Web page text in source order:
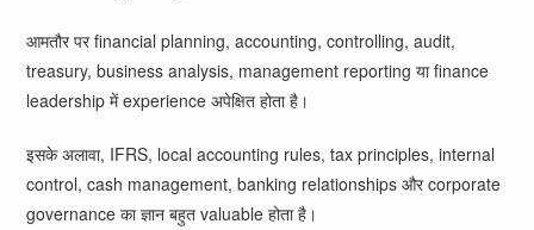
आमतौर पर financial planning, accounting, controlling, audit,
treasury, business analysis, management reporting या finance
leadership में experience अपेक्षित होता है।
इसके अलावा, IFRS, local accounting rules, tax principles, internal
control, cash management, banking relationships और corporate
governance का ज्ञान बहुत valuable होता है।